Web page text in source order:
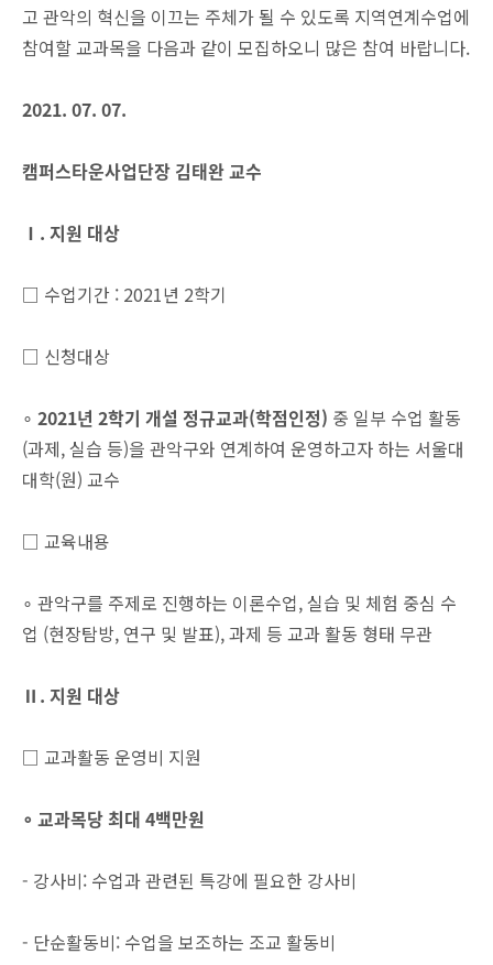
고 관악의 혁신을 이끄는 주체가 될 수 있도록 지역연계수업에
참여할 교과목을 다음과 같이 모집하오니 많은 참여 바랍니다.
2021. 07. 07.
캠퍼스타운사업단장 김태완 교수
Ⅰ. 지원 대상
□ 수업기간 : 2021년 2학기
□ 신청대상
∘ 2021년 2학기 개설 정규교과(학점인정) 중 일부 수업 활동
(과제, 실습 등)을 관악구와 연계하여 운영하고자 하는 서울대
대학(원) 교수
□ 교육내용
∘ 관악구를 주제로 진행하는 이론수업, 실습 및 체험 중심 수
업 (현장탐방, 연구 및 발표), 과제 등 교과 활동 형태 무관
Ⅱ. 지원 대상
□ 교과활동 운영비 지원
∘ 교과목당 최대 4백만원
- 강사비: 수업과 관련된 특강에 필요한 강사비
- 단순활동비: 수업을 보조하는 조교 활동비